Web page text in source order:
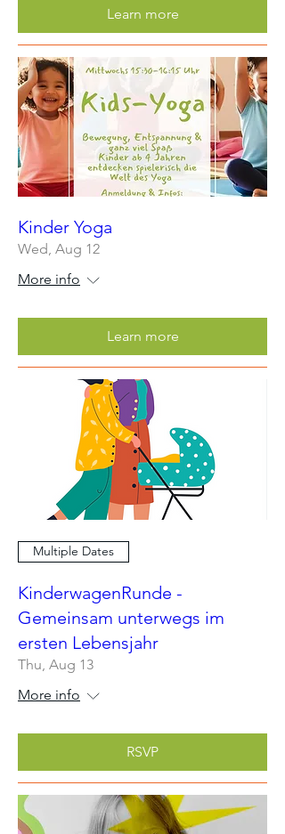
Learn more
Kinder Yoga
Wed, Aug 12
More info
Learn more
Multiple Dates
KinderwagenRunde -
Gemeinsam unterwegs im
ersten Lebensjahr
Thu, Aug 13
More info
RSVP